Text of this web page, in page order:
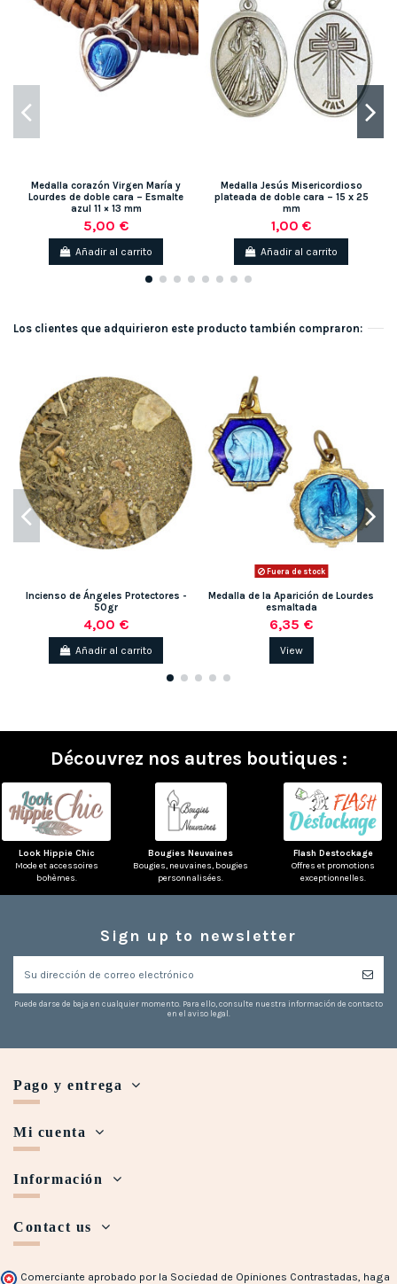
Medalla corazón Virgen María y
Lourdes de doble cara – Esmalte
azul 11 × 13 mm
5,00 €
Añadir al carrito
Medalla Jesús Misericordioso
plateada de doble cara – 15 x 25
mm
1,00 €
Añadir al carrito
Los clientes que adquirieron este producto también compraron:
Incienso de Ángeles Protectores -
50gr
4,00 €
Añadir al carrito
Fuera de stock
Medalla de la Aparición de Lourdes
esmaltada
6,35 €
View
Découvrez nos autres boutiques :
Look Hippie Chic
Mode et accessoires
bohèmes.
Bougies Neuvaines
Bougies, neuvaines, bougies
personnalisées.
Flash Destockage
Offres et promotions
exceptionnelles.
Sign up to newsletter
Puede darse de baja en cualquier momento. Para ello, consulte nuestra información de contacto
en el aviso legal.
Pago y entrega
Mi cuenta
Información
Contact us
Comerciante aprobado por la Sociedad de Opiniones Contrastadas, haga